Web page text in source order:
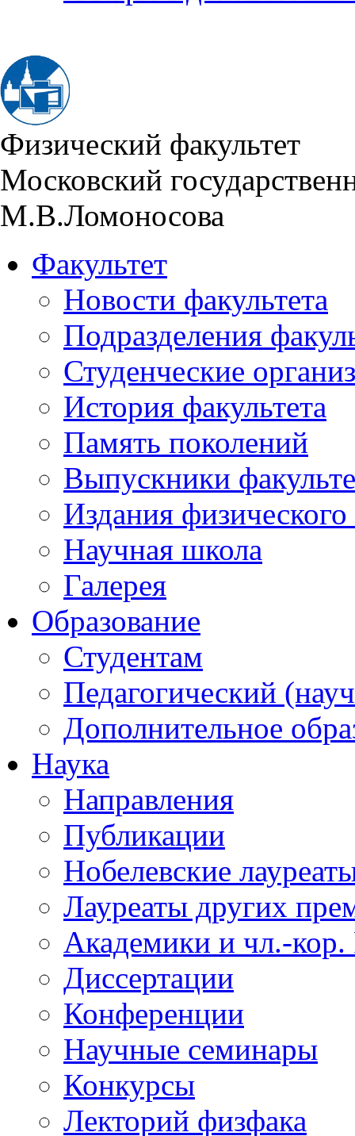
Физический факультет
Московский
М.В.Ломоносова
Факультет
Новости факультета
Подразделения
Студенческие
История факультета
Память поколений
Выпускники
Издания физического
Научная школа
Галерея
Образование
Студентам
Педагогический
Дополнительное
Наука
Направления
Публикации
Нобелевские
Лауреаты других
Академики и чл.-
Диссертации
Конференции
Научные семинары
Конкурсы
Лекторий физфака